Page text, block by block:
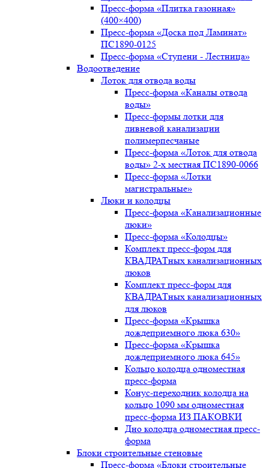
Пресс-форма «Плитка газонная»
(400×400)
Пресс-форма «Доска под Ламинат»
ПС1890-0125
Пресс-форма «Ступени - Лестница»
Водоотведение
Лоток для отвода воды
Пресс-форма «Каналы отвода
воды»
Пресс-формы лотки для
ливневой канализации
полимерпесчаные
Пресс-форма «Лоток для отвода
воды» 2-х местная ПС1890-0066
Пресс-форма «Лотки
магистральные»
Люки и колодцы
Пресс-форма «Канализационные
люки»
Пресс-форма «Колодцы»
Комплект пресс-форм для
КВАДРАТных канализационных
люков
Комплект пресс-форм для
КВАДРАТных канализационных
для люков
Пресс-форма «Крышка
дождеприемного люка 630»
Пресс-форма «Крышка
дождеприемного люка 645»
Кольцо колодца одноместная
пресс-форма
Конус-переходник колодца на
кольцо 1090 мм одноместная
пресс-форма ИЗ ПАКОВКИ
Дно колодца одноместная пресс-
форма
Блоки строительные стеновые
Пресс-форма «Блоки строительные